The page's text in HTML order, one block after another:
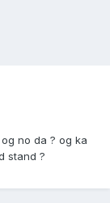
no da ? og ka
stand ?